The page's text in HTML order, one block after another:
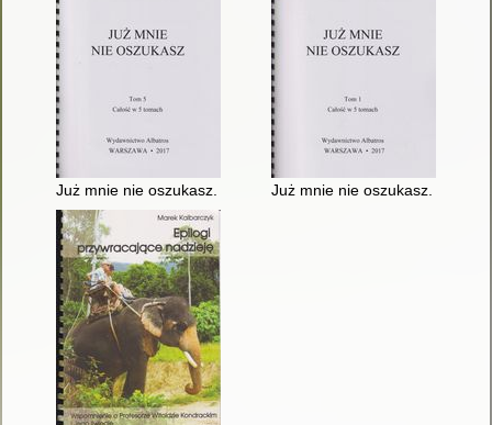
Już mnie nie oszukasz. T. 5 Już mnie nie oszukasz. T. 1